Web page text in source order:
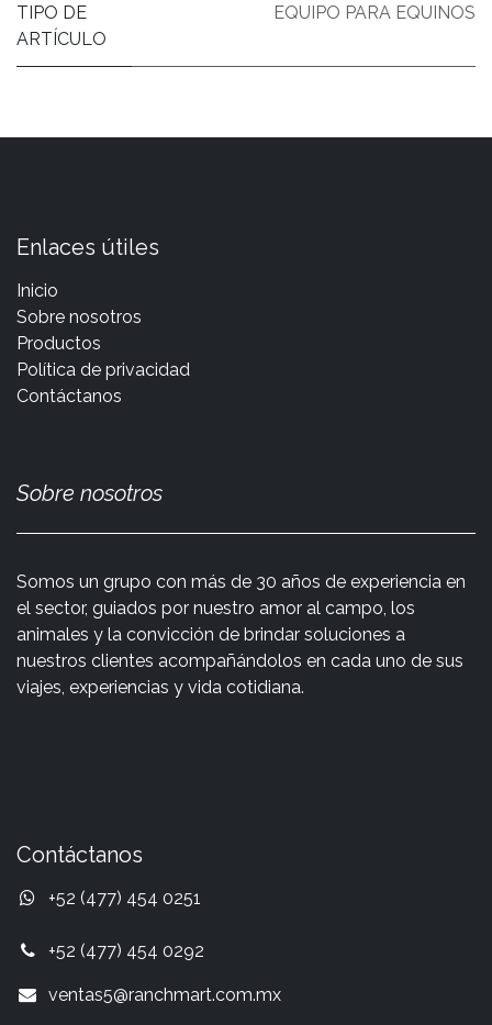
TIPO DE
ARTÍCULO
EQUIPO PARA EQUINOS
Enlaces útiles
Inicio
Sobre nosotros
Productos
Política de privacidad
Contáctanos
Sobre nosotros
Somos un grupo con más de 30 años de experiencia en
el sector, guiados por nuestro amor al campo, los
animales y la convicción de brindar soluciones a
nuestros clientes acompañándolos en cada uno de sus
viajes, experiencias y vida cotidiana.
Contáctanos
+52 (477) 454 0251
+52 (477) 454 0292
ventas5@ranchmart.com.mx